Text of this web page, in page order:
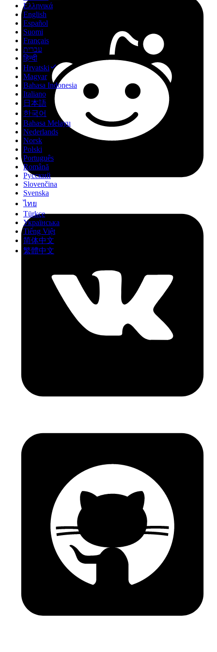
Ελληνικά
English
Español
Suomi
Français
עברית
हिन्दी
Hrvatski
Magyar
Bahasa Indonesia
Italiano
日本語
한국어
Bahasa Melayu
Nederlands
Norsk
Polski
Português
Română
Русский
Slovenčina
Svenska
ไทย
Türkçe
Українська
Tiếng Việt
简体中文
繁體中文